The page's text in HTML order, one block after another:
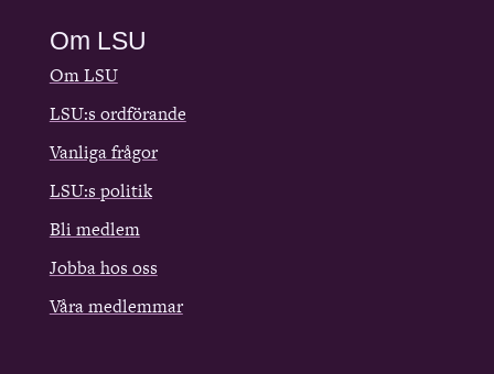
Om LSU
Om LSU
LSU:s ordförande
Vanliga frågor
LSU:s politik
Bli medlem
Jobba hos oss
Våra medlemmar